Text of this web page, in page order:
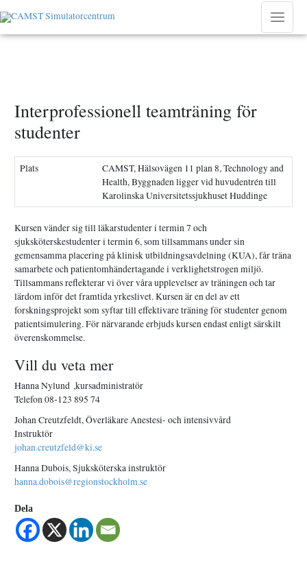
till
innehåll
Main
Interprofessionell teamträning för
studenter
Plats
CAMST, Hälsovägen 11 plan 8, Technology and
Health, Byggnaden ligger vid huvudentrén till
Karolinska Universitetssjukhuset Huddinge
Kursen vänder sig till läkarstudenter i termin 7 och
sjuksköterskestudenter i termin 6, som tillsammans under sin
gemensamma placering på klinisk utbildningsavdelning (KUA), får träna
samarbete och patientomhändertagande i verklighetstrogen miljö.
Tillsammans reflekterar vi över våra upplevelser av träningen och tar
lärdom inför det framtida yrkeslivet. Kursen är en del av ett
forskningsprojekt som syftar till effektivare träning för studenter genom
patientsimulering. För närvarande erbjuds kursen endast enligt särskilt
överenskommelse.
Vill du veta mer
Hanna Nylund ,kursadministratör
Telefon 08-123 895 74
Johan Creutzfeldt, Överläkare Anestesi- och intensivvård
Instruktör
johan.creutzfeld@ki.se
Hanna Dubois, Sjuksköterska instruktör
hanna.dobois@regionstockholm.se
Dela